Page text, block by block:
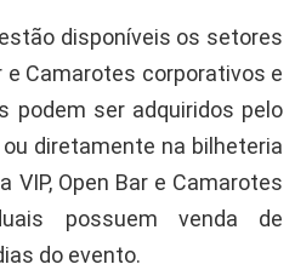
disponíveis os setores
e Camarotes corporativos e
podem ser adquiridos pelo
diretamente na bilheteria
VIP, Open Bar e Camarotes
possuem venda de
do evento.